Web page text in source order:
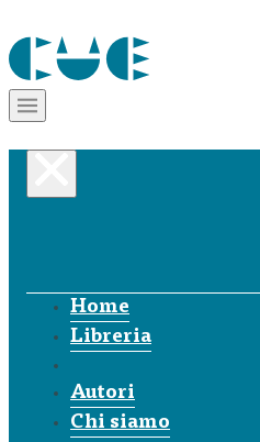
Home
Libreria
Autori
Chi siamo